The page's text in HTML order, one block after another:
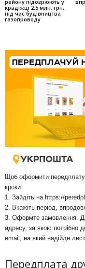
району підозрюють у
крадіжці 2,5 млн. грн.
під час будівництва
газопроводу
Щоб оформити передплату
кроки:
1. Зайдіть на https://
2. Вкажіть період,
3. Оформте замовлення.
адресу, за якою потрібно
email, на який надійде
Передплата